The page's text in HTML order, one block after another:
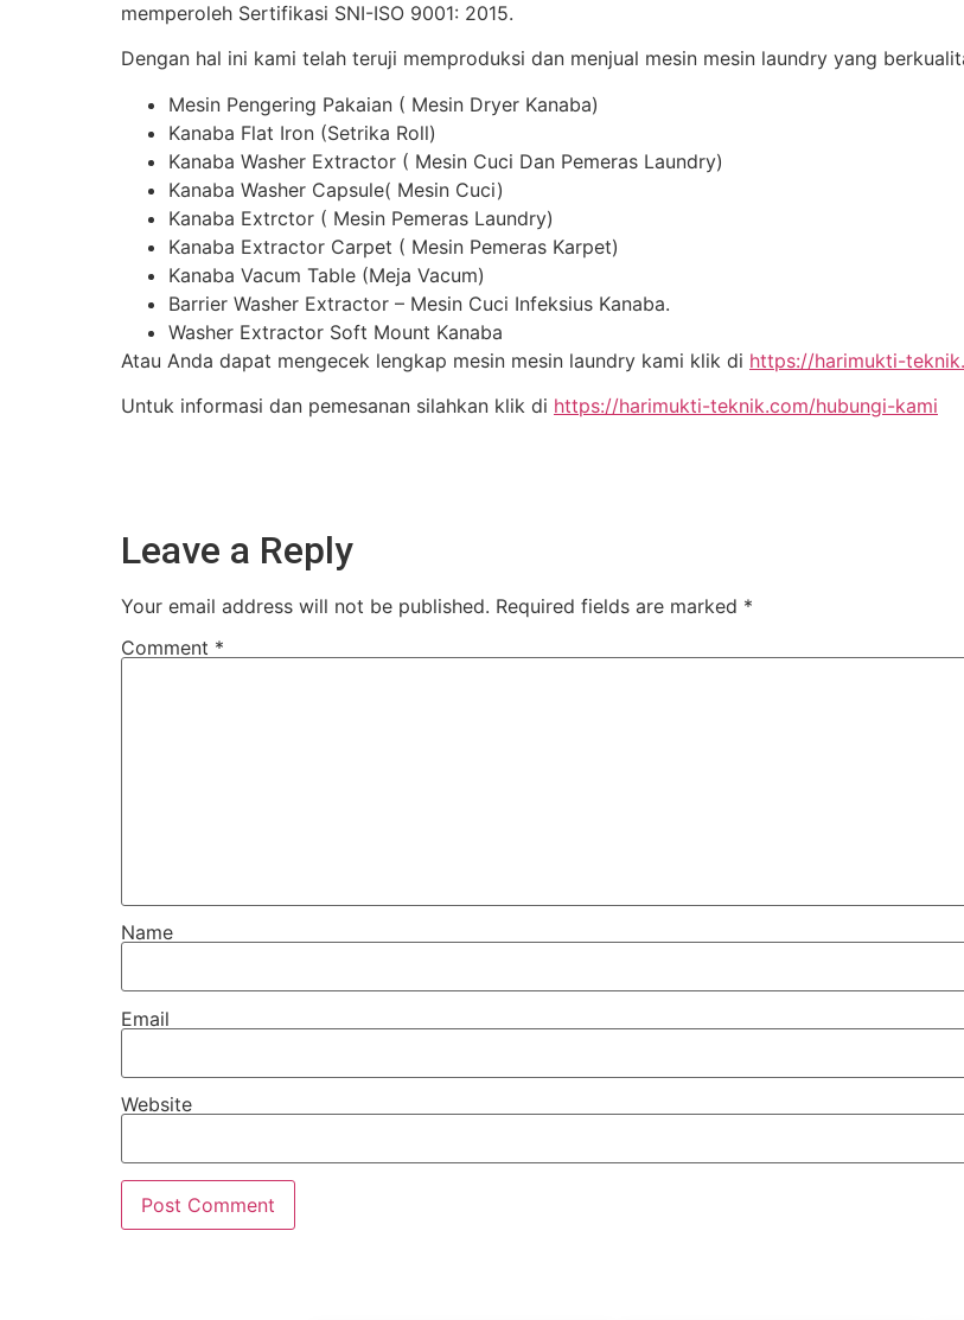
memperoleh Sertifikasi SNI-ISO 9001: 2015.
Dengan hal ini kami telah teruji memproduksi dan menjual mesin mesin laundry yang
Mesin Pengering Pakaian ( Mesin Dryer Kanaba)
Kanaba Flat Iron (Setrika Roll)
Kanaba Washer Extractor ( Mesin Cuci Dan Pemeras Laundry)
Kanaba Washer Capsule( Mesin Cuci)
Kanaba Extrctor ( Mesin Pemeras Laundry)
Kanaba Extractor Carpet ( Mesin Pemeras Karpet)
Kanaba Vacum Table (Meja Vacum)
Barrier Washer Extractor – Mesin Cuci Infeksius Kanaba.
Washer Extractor Soft Mount Kanaba
Atau Anda dapat mengecek lengkap mesin mesin laundry kami klik di https://harimukti-
Untuk informasi dan pemesanan silahkan klik di https://harimukti-teknik.com/hubungi-kami
Leave a Reply
Your email address will not be published. Required fields are marked *
Comment *
Name
Email
Website